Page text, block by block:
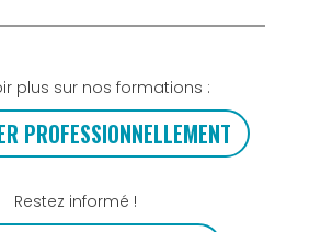
plus sur nos formations :
PROFESSIONNELLEMENT
Restez informé !